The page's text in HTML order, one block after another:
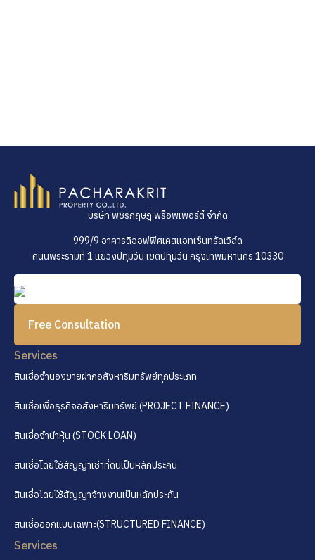
บริษัท พชรกฤษฎิ์ พร็อพเพอร์ตี้ จำกัด
999/9 อาคารดิออฟฟิศเคสแอทเซ็นทรัลเวิล์ด
ถนนพระรามที่ 1 แขวงปทุมวัน เขตปทุมวัน กรุงเทพมหานคร 10330
Free Consultation
Services
สินเชื่อจำนองขายฝากอสังหาริมทรัพย์ทุกประเภท
สินเชื่อเพื่อธุรกิจอสังหาริมทรัพย์ (PROJECT FINANCE)
สินเชื่อจำนำหุ้น (STOCK LOAN)
สินเชื่อโดยใช้สัญญาเช่าที่ดินเป็นหลักประกัน
สินเชื่อโดยใช้สัญญาจ้างงานเป็นหลักประกัน
สินเชื่อออกแบบเฉพาะ(STRUCTURED FINANCE)
Services